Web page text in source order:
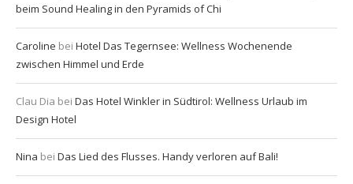
beim Sound Healing in den Pyramids of Chi
Caroline bei Hotel Das Tegernsee: Wellness Wochenende
zwischen Himmel und Erde
Clau Dia bei Das Hotel Winkler in Südtirol: Wellness Urlaub im
Design Hotel
Nina bei Das Lied des Flusses. Handy verloren auf Bali!